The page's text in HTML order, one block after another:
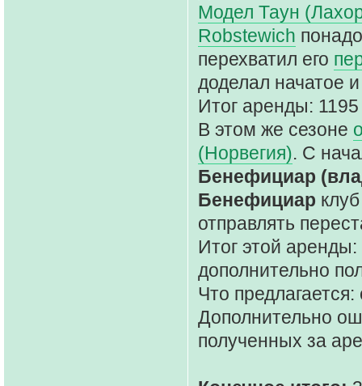
Модел Таун
Robstewich
перехватил его
доделал начатое
Итог аренды:
В этом же сезоне
(Норвегия). С
Бенефициар
Бенефициар
отправлять
Итог этой
дополнительно
Что
Дополнительно
полученных за